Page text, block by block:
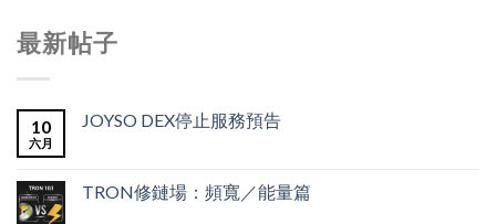
最新帖子
10
六月
JOYSO DEX停止服務預告
TRON修鏈場：頻寬／能量篇